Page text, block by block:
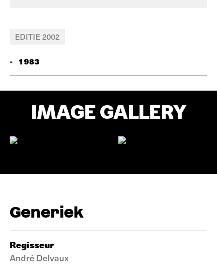
EDITIE 2002
- 1983
IMAGE GALLERY
Generiek
Regisseur
André Delvaux